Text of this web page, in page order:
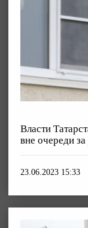
Власти
вне очереди
23.06.2023 15:33